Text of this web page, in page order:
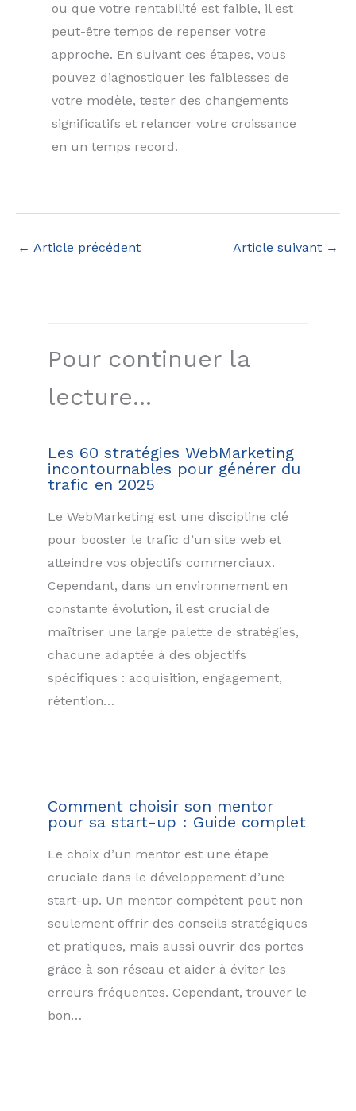
ou que votre rentabilité est faible, il est
peut-être temps de repenser votre
approche. En suivant ces étapes, vous
pouvez diagnostiquer les faiblesses de
votre modèle, tester des changements
significatifs et relancer votre croissance
en un temps record.
← Article précédent Article suivant →
Pour continuer la
lecture...
Les 60 stratégies WebMarketing
incontournables pour générer du
trafic en 2025
Le WebMarketing est une discipline clé
pour booster le trafic d’un site web et
atteindre vos objectifs commerciaux.
Cependant, dans un environnement en
constante évolution, il est crucial de
maîtriser une large palette de stratégies,
chacune adaptée à des objectifs
spécifiques : acquisition, engagement,
rétention…
Comment choisir son mentor
pour sa start-up : Guide complet
Le choix d’un mentor est une étape
cruciale dans le développement d’une
start-up. Un mentor compétent peut non
seulement offrir des conseils stratégiques
et pratiques, mais aussi ouvrir des portes
grâce à son réseau et aider à éviter les
erreurs fréquentes. Cependant, trouver le
bon…